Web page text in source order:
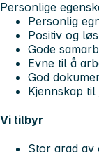
Personlige
Personlig
Positiv og
Gode
Evne til å
God
Kjennskap
Vi tilbyr
Stor grad